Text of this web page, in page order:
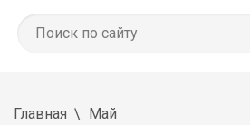
Главная Май